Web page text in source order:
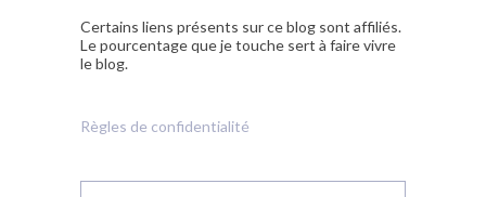
Certains liens présents sur ce blog sont affiliés.
Le pourcentage que je touche sert à faire vivre
le blog.
Règles de confidentialité